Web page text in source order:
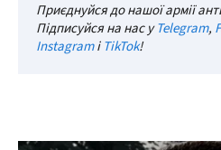
Приєднуйся до нашої армії
Підписуйся на нас уTelegram,
InstagramіTikTok!